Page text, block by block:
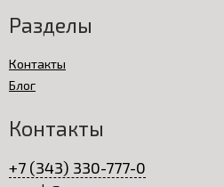
Разделы
Контакты
Блог
Контакты
+7 (343) 330-777-0